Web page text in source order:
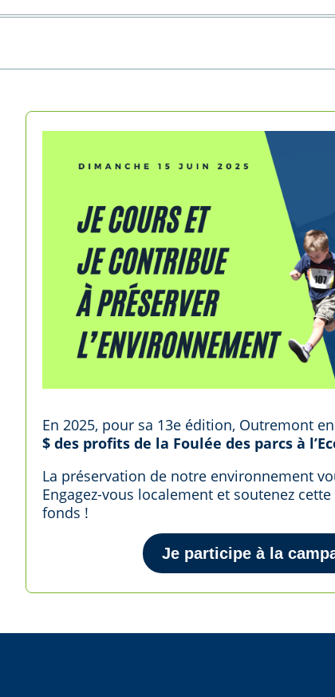
En 2025, pour sa 13e édition, Outremont
$ des profits de la Foulée des parcs à
La préservation de notre environnement
Engagez-vous localement et soutenez
fonds !
Je participe à la